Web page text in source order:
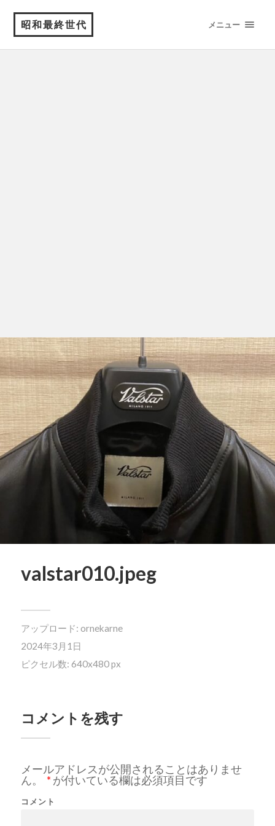
昭和最終世代 メニュー
valstar010.jpeg
アップロード: ornekarne
2024年3月1日
ピクセル数: 640x480 px
コメントを残す
メールアドレスが公開されることはありませ
ん。
* が付いている欄は必須項目です
コメント